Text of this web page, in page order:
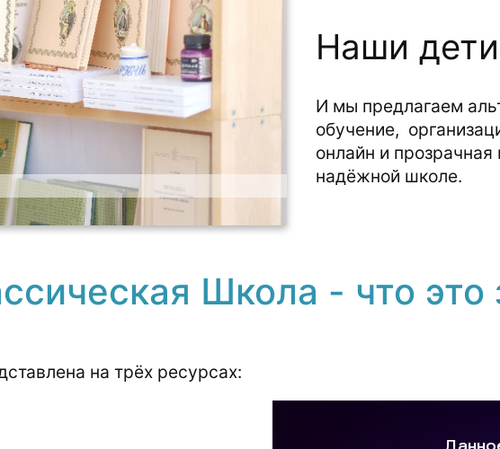
Наши
И мы предлагаем
обучение,
онлайн и
надёжной школе.
Школа - что это
на трёх ресурсах: